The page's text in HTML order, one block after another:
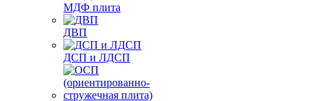
МДФ плита
ДВП
ДСП и ЛДСП